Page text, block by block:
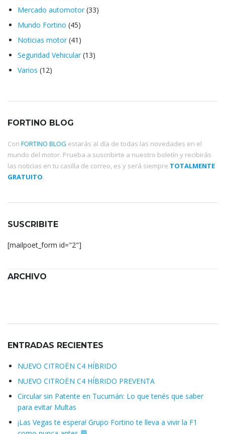
Mercado automotor(33)
Mundo Fortino (45)
Noticias motor(41)
Seguridad Vehicular(13)
Varios (12)
FORTINO BLOG
Con FORTINO BLOG estarás al día de todas las novedades en el
mundo del motor. Prueba a suscribirte a nuestro boletín y recibirás
las noticias en tu casilla de correo, es y será siempre TOTALMENTE
GRATUITO.
SUSCRIBITE
[mailpoet_form id="2"]
ARCHIVO
ENTRADAS RECIENTES
NUEVO CITROËN C4 HÍBRIDO
NUEVO CITROËN C4 HÍBRIDO PREVENTA
Circular sin Patente en Tucumán: Lo que tenés que saber
para evitar Multas
¡Las Vegas te espera! Grupo Fortino te lleva a vivir la F1